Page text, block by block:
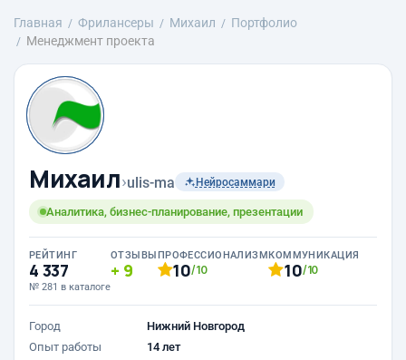
Главная Фрилансеры Михаил
Портфолио
Менеджмент проекта
Михаил›ulis-ma Нейросаммари
Аналитика, бизнес-планирование, презентации
РЕЙТИНГ
4 337
№ 281 в каталоге
ОТЗЫВЫ
9
ПРОФЕССИОНАЛИЗМ
10/10
КОММУНИКАЦИЯ
10/10
Город
Нижний Новгород
Опыт работы
14 лет